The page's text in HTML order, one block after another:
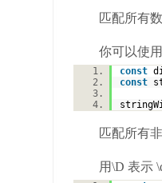
匹配所有数
你可以使用
const
const
匹配所有非
用\D 表示 \d